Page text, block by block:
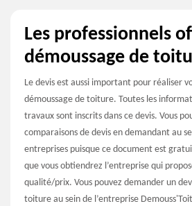
Les professionnels
démoussage de
Le devis est aussi important pour réaliser
démoussage de toiture. Toutes les
travaux sont inscrits dans ce devis. Vous
comparaisons de devis en demandant au
entreprises puisque ce document est
que vous obtiendrez l’entreprise qui
qualité/prix. Vous pouvez demander un
toiture au sein de l’entreprise